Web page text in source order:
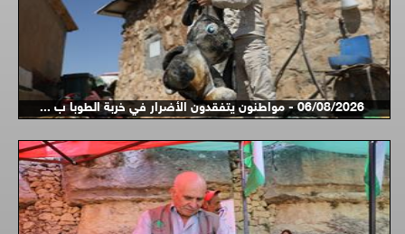
06/08/2026 - مواطنون يتفقدون الأضرار في خربة الطوبا ب ...